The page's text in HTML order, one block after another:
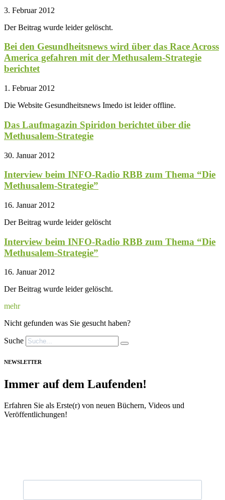
3. Februar 2012
Der Beitrag wurde leider gelöscht.
Bei den Gesundheitsnews wird über das Race Across
America gefahren mit der Methusalem-Strategie
berichtet
1. Februar 2012
Die Website Gesundheitsnews Imedo ist leider offline.
Das Laufmagazin Spiridon berichtet über die
Methusalem-Strategie
30. Januar 2012
Interview beim INFO-Radio RBB zum Thema “Die
Methusalem-Strategie”
16. Januar 2012
Der Beitrag wurde leider gelöscht
Interview beim INFO-Radio RBB zum Thema “Die
Methusalem-Strategie”
16. Januar 2012
Der Beitrag wurde leider gelöscht.
mehr
Nicht gefunden was Sie gesucht haben?
Suche
NEWSLETTER
Immer auf dem Laufenden!
Erfahren Sie als Erste(r) von neuen Büchern, Videos und
Veröffentlichungen!